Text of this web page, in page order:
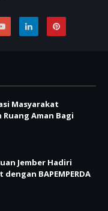
Masyarakat
Aman Bagi
Jember Hadiri
BAPEMPERDA